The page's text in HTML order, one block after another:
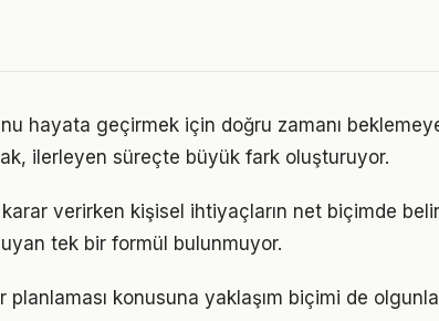
hayata geçirmek için doğru zamanı
ilerleyen süreçte büyük fark oluşturuyor.
verirken kişisel ihtiyaçların net biçimde
tek bir formül bulunmuyor.
planlaması konusuna yaklaşım biçimi de